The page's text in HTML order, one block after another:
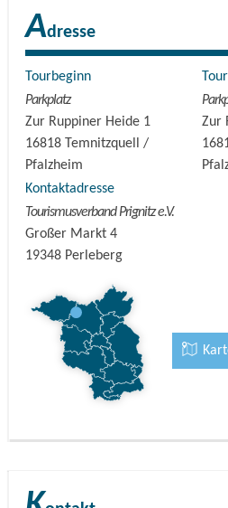
tragen dazu bei, die Heide offen
Wanderer ein besonderes
4 km /
Start/Ziel:Pfalzheim
Logo/Wegestreckenmarkierung:
Parkmöglichkeiten:
Pfalzheim
Tipp:Geführte Touren mit den
Landschaftsführern machen die
erlebbar. Die Angebote reichen
geführte Sternenwanderungen
Fatbike-Touren bis hin zu
Adresse
Tourbeginn
Parkplatz
Zur Ruppiner Heide 1
16818
Temnitzquell /
Pfalzheim
Zur
Kontaktadresse
Tourismusverband Prignitz e.V.
Großer Markt 4
19348 Perleberg